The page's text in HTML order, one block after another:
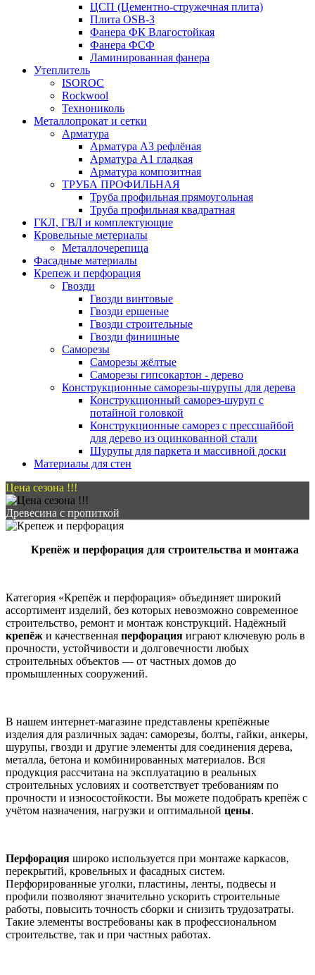
ЦСП (Цементно-стружечная плита)
Плита OSB-3
Фанера ФК Влагостойкая
Фанера ФСФ
Ламинированная фанера
Утеплитель
ISOROC
Rockwool
Технониколь
Металлопрокат и сетки
Арматура
Арматура А3 рефлёная
Арматура А1 гладкая
Арматура композитная
ТРУБА ПРОФИЛЬНАЯ
Труба профильная прямоугольная
Труба профильная квадратная
ГКЛ, ГВЛ и комплектующие
Кровельные метериалы
Металлочерепица
Фасадные материалы
Крепеж и перфорация
Гвозди
Гвозди винтовые
Гвозди ершеные
Гвозди строительные
Гвозди финишные
Саморезы
Саморезы жёлтые
Саморезы гипсокартон - дерево
Конструкционные саморезы-шурупы для дерева
Конструкционный саморез-шуруп с
потайной головкой
Конструкционные саморез с прессшайбой
для дерево из оцинкованной стали
Шурупы для паркета и массивной доски
Материалы для стен
Цена сезона !!!
Древесина с пропиткой
Крепёж и перфорация для строительства и монтажа
Категория «Крепёж и перфорация» объединяет широкий
ассортимент изделий, без которых невозможно современное
строительство, ремонт и монтаж конструкций. Надёжный
крепёж и качественная перфорация играют ключевую роль в
прочности, устойчивости и долговечности любых
строительных объектов — от частных домов до
промышленных сооружений.
В нашем интернет-магазине представлены крепёжные
изделия для различных задач: саморезы, болты, гайки, анкеры,
шурупы, гвозди и другие элементы для соединения дерева,
металла, бетона и комбинированных материалов. Вся
продукция рассчитана на эксплуатацию в реальных
строительных условиях и соответствует требованиям по
прочности и износостойкости. Вы можете подобрать крепёж с
учётом назначения, нагрузки и оптимальной цены.
Перфорация широко используется при монтаже каркасов,
перекрытий, кровельных и фасадных систем.
Перфорированные уголки, пластины, ленты, подвесы и
профили позволяют значительно ускорить строительные
работы, повысить точность сборки и снизить трудозатраты.
Такие элементы востребованы как в профессиональном
строительстве, так и при частных работах.